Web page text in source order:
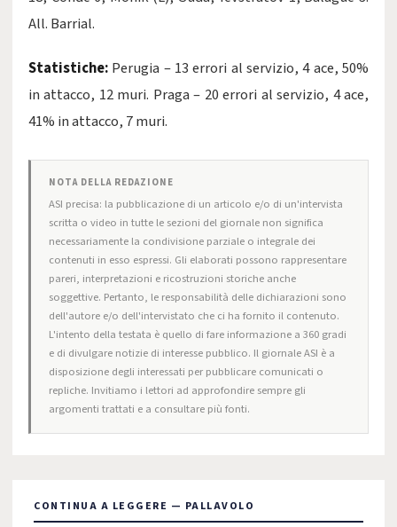
All. Barrial.
Statistiche: Perugia – 13 errori al servizio, 4 ace, 50%
in attacco, 12 muri. Praga – 20 errori al servizio, 4 ace,
41% in attacco, 7 muri.
NOTA DELLA REDAZIONE
ASI precisa: la pubblicazione di un articolo e/o di un'intervista
scritta o video in tutte le sezioni del giornale non significa
necessariamente la condivisione parziale o integrale dei
contenuti in esso espressi. Gli elaborati possono rappresentare
pareri, interpretazioni e ricostruzioni storiche anche
soggettive. Pertanto, le responsabilità delle dichiarazioni sono
dell'autore e/o dell'intervistato che ci ha fornito il contenuto.
L'intento della testata è quello di fare informazione a 360 gradi
e di divulgare notizie di interesse pubblico. Il giornale ASI è a
disposizione degli interessati per pubblicare comunicati o
repliche. Invitiamo i lettori ad approfondire sempre gli
argomenti trattati e a consultare più fonti.
CONTINUA A LEGGERE — PALLAVOLO